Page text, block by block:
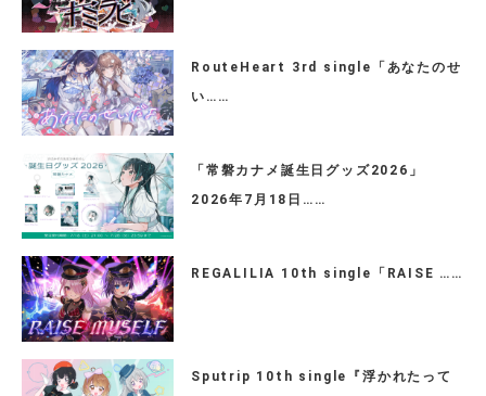
RouteHeart 3rd single「あなたのせ
い……
「常磐カナメ誕生日グッズ2026」
2026年7月18日……
REGALILIA 10th single「RAISE ……
Sputrip 10th single『浮かれたって